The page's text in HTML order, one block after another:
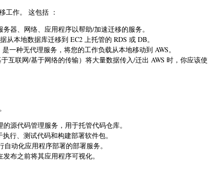
工作。 这包括 ：
器、网络、应用程序以帮助/加速迁移的服务。
本地数据库迁移到 EC2 上托管的 RDS 或 DB。
一种无代理服务，将您的工作负载从本地移动到 AWS。
互联网/基于网络的传输）将大量数据传入/迁出 AWS 时，你应该使
源代码管理服务，用于托管代码仓库。
行、测试代码和构建部署软件包。
自动化应用程序部署的部署服务。
布之前将其应用程序可视化。